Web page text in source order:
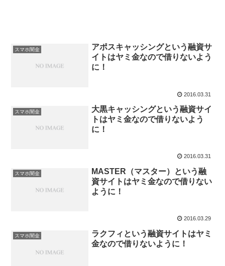
スマホ闇金
アポスキャッシングという融資サ
イトはヤミ金なので借りないよう
に！
2016.03.31
スマホ闇金
大黒キャッシングという融資サイ
トはヤミ金なので借りないよう
に！
2016.03.31
スマホ闇金
MASTER（マスター）という融
資サイトはヤミ金なので借りない
ように！
2016.03.29
スマホ闇金
ラクフィという融資サイトはヤミ
金なので借りないように！